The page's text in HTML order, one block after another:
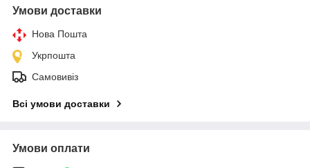
Умови доставки
Нова Пошта
Укрпошта
Самовивіз
Всі умови доставки
Умови оплати